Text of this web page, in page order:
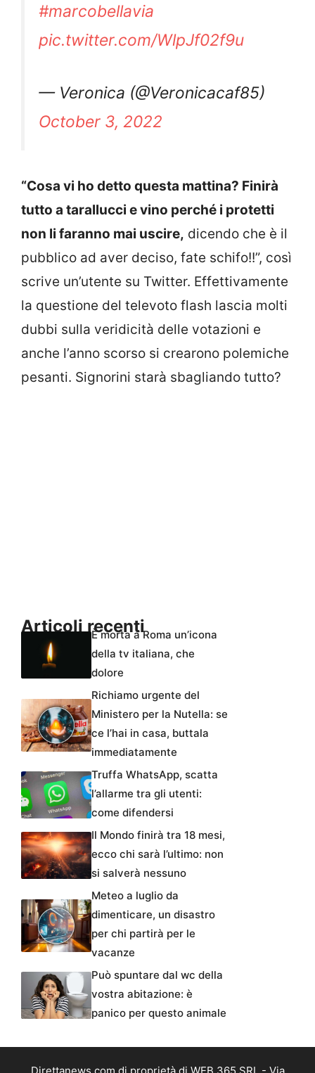
#marcobellavia
pic.twitter.com/WlpJf02f9u
— Veronica (@Veronicacaf85)
October 3, 2022
“Cosa vi ho detto questa mattina? Finirà
tutto a tarallucci e vino perché i protetti
non li faranno mai uscire, dicendo che è il
pubblico ad aver deciso, fate schifo!!”, così
scrive un’utente su Twitter. Effettivamente
la questione del televoto flash lascia molti
dubbi sulla veridicità delle votazioni e
anche l’anno scorso si crearono polemiche
pesanti. Signorini starà sbagliando tutto?
Articoli recentiÈ morta a Roma un’icona
della tv italiana, che
dolore
Richiamo urgente del
Ministero per la Nutella: se
ce l’hai in casa, buttala
immediatamente
Truffa WhatsApp, scatta
l’allarme tra gli utenti:
come difendersi
Il Mondo finirà tra 18 mesi,
ecco chi sarà l’ultimo: non
si salverà nessuno
Meteo a luglio da
dimenticare, un disastro
per chi partirà per le
vacanze
Può spuntare dal wc della
vostra abitazione: è
panico per questo animale
Direttanews.com di proprietà di WEB 365 SRL - Via